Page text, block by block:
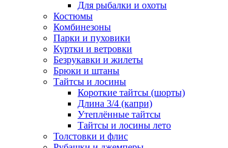
Для рыбалки и охоты
Костюмы
Комбинезоны
Парки и пуховики
Куртки и ветровки
Безрукавки и жилеты
Брюки и штаны
Тайтсы и лосины
Короткие тайтсы (шорты)
Длина 3/4 (капри)
Утеплённые тайтсы
Тайтсы и лосины лето
Толстовки и флис